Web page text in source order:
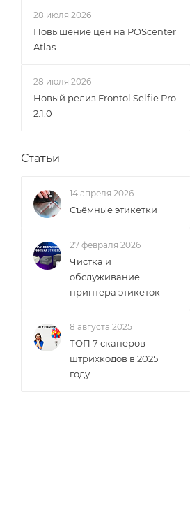
28 июля 2026
Повышение цен на POScenter
Atlas
28 июля 2026
Новый релиз Frontol Selfie Pro
2.1.0
Статьи
14 апреля 2026
Съёмные этикетки
27 февраля 2026
Чистка и
обслуживание
принтера этикеток
8 августа 2025
ТОП 7 сканеров
штрихкодов в 2025
году